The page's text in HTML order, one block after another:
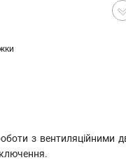
з вентиляційними